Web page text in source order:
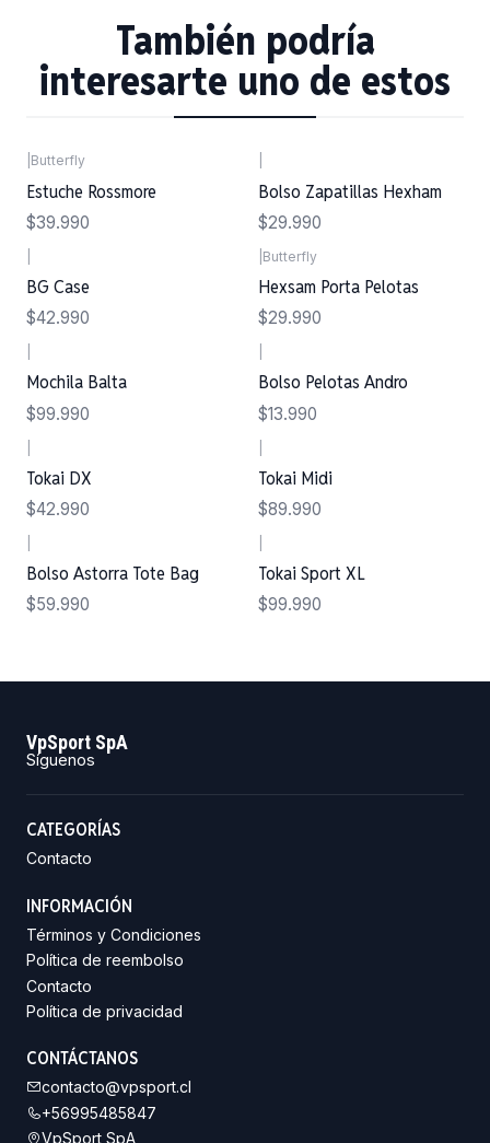
También podría
interesarte uno de estos
Butterfly
Estuche Rossmore
$39.990
Bolso Zapatillas Hexham
$29.990
BG Case
$42.990
Butterfly
Hexsam Porta Pelotas
$29.990
Mochila Balta
$99.990
Bolso Pelotas Andro
$13.990
Tokai DX
$42.990
Tokai Midi
$89.990
Bolso Astorra Tote Bag
$59.990
Tokai Sport XL
$99.990
VpSport SpA
Síguenos
CATEGORÍAS
Contacto
INFORMACIÓN
Términos y Condiciones
Política de reembolso
Contacto
Política de privacidad
CONTÁCTANOS
contacto@vpsport.cl
+56995485847
VpSport SpA